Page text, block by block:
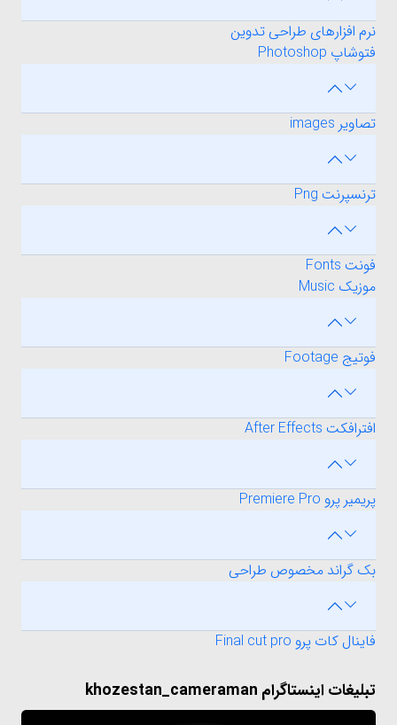
نرم افزارهای طراحی تدوین
فتوشاپ Photoshop
تصاویر images
ترنسپرنت Png
فونت Fonts
موزیک Music
فوتیج Footage
افترافکت After Effects
پریمیر پرو Premiere Pro
بک گراند مخصوص طراحی
فاینال کات پرو Final cut pro
تبلیغات اینستاگرام khozestan_cameraman